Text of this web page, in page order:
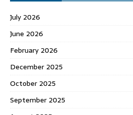
July 2026
June 2026
February 2026
December 2025
October 2025
September 2025